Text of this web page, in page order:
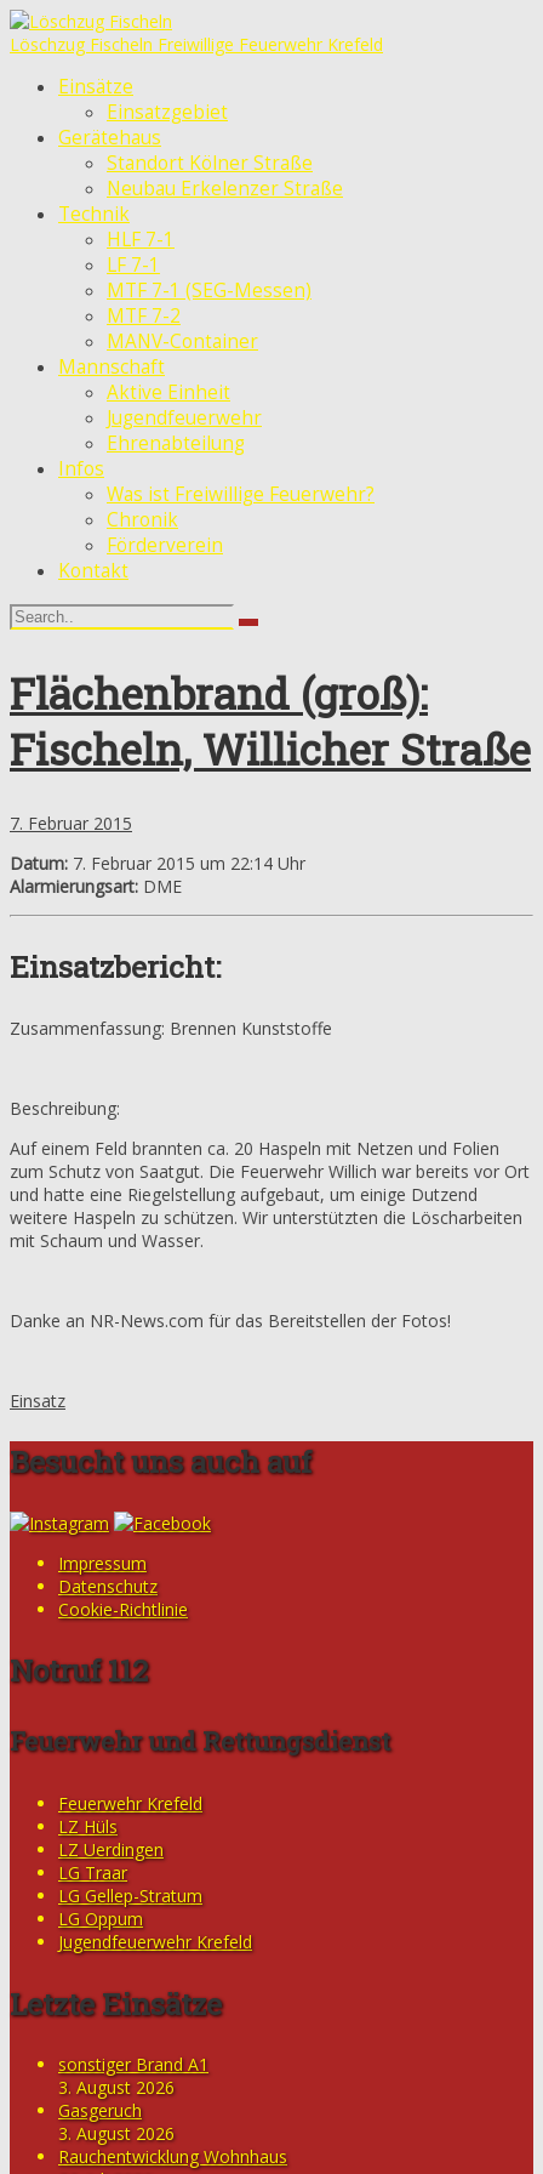
Löschzug Fischeln Freiwillige Feuerwehr Krefeld
Einsätze
Einsatzgebiet
Gerätehaus
Standort Kölner Straße
Neubau Erkelenzer Straße
Technik
HLF 7-1
LF 7-1
MTF 7-1 (SEG-Messen)
MTF 7-2
MANV-Container
Mannschaft
Aktive Einheit
Jugendfeuerwehr
Ehrenabteilung
Infos
Was ist Freiwillige Feuerwehr?
Chronik
Förderverein
Kontakt
Flächenbrand (groß):
Fischeln, Willicher Straße
7. Februar 2015
Datum: 7. Februar 2015 um 22:14 Uhr
Alarmierungsart: DME
Einsatzbericht:
Zusammenfassung: Brennen Kunststoffe
Beschreibung:
Auf einem Feld brannten ca. 20 Haspeln mit Netzen und Folien
zum Schutz von Saatgut. Die Feuerwehr Willich war bereits vor Ort
und hatte eine Riegelstellung aufgebaut, um einige Dutzend
weitere Haspeln zu schützen. Wir unterstützten die Löscharbeiten
mit Schaum und Wasser.
Danke an NR-News.com für das Bereitstellen der Fotos!
Einsatz
Besucht uns auch auf
Impressum
Datenschutz
Cookie-Richtlinie
Notruf 112
Feuerwehr und Rettungsdienst
Feuerwehr Krefeld
LZ Hüls
LZ Uerdingen
LG Traar
LG Gellep-Stratum
LG Oppum
Jugendfeuerwehr Krefeld
Letzte Einsätze
sonstiger Brand A1
3. August 2026
Gasgeruch
3. August 2026
Rauchentwicklung Wohnhaus